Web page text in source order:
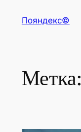
Пояндекс©
Метка: